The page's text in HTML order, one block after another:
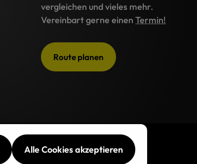
vergleichen und vieles mehr.
Vereinbart gerne einen Termin!
Route planen
Alle Cookies akzeptieren